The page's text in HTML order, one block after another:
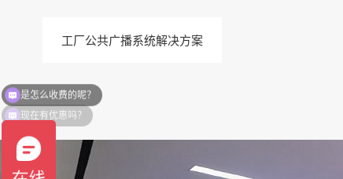
工厂公共广播系统解决方案
现在有优惠吗？